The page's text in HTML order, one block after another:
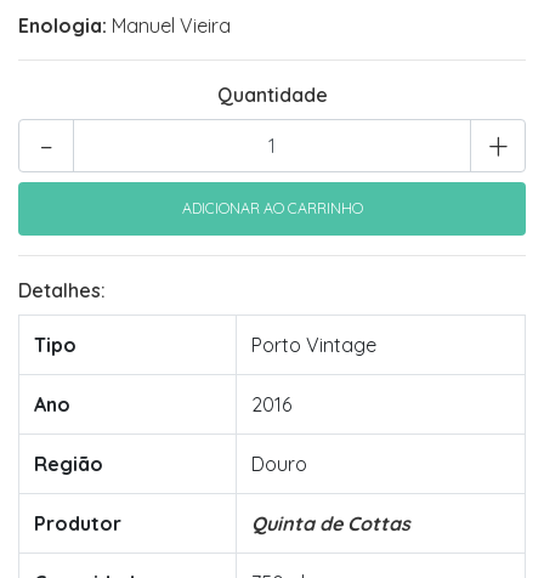
Enologia: Manuel Vieira
Quantidade
+
-
Detalhes:
Tipo Porto Vintage
Ano 2016
Região Douro
Produtor Quinta de Cottas